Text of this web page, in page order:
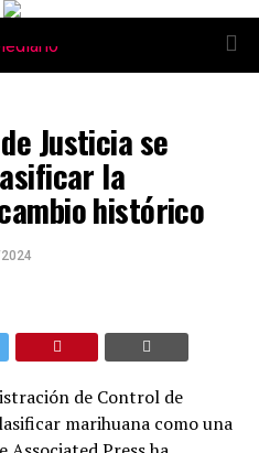
Justicia se
la
histórico
de Control de
marihuana como una